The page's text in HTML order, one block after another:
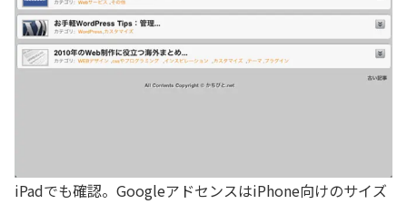
iPadでも確認。GoogleアドセンスはiPhone向けのサイズ